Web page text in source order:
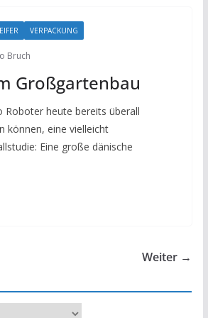
VERPACKUNG
Bruch
Großgartenbau
Roboter heute bereits überall
können, eine vielleicht
Eine große dänische
Weiter →